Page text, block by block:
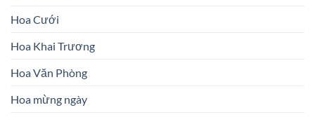
Hoa Cưới
Hoa Khai Trương
Hoa Văn Phòng
Hoa mừng ngày